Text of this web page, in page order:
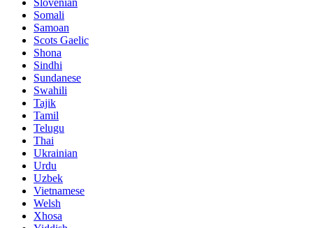
Somali
Samoan
Scots Gaelic
Shona
Sindhi
Sundanese
Swahili
Tajik
Tamil
Telugu
Thai
Ukrainian
Urdu
Uzbek
Vietnamese
Welsh
Xhosa